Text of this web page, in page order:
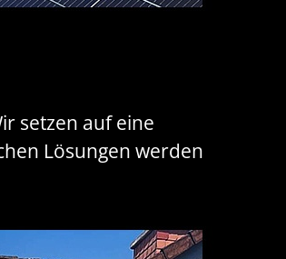
setzen auf eine
Lösungen werden